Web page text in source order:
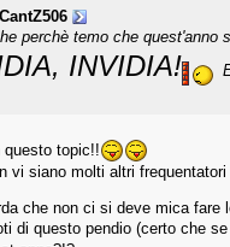
CantZ506
perchè temo che quest'anno
INVIDIA!
topic!!
vi siano molti altri
che non ci si deve mica
di questo pendio (certo che